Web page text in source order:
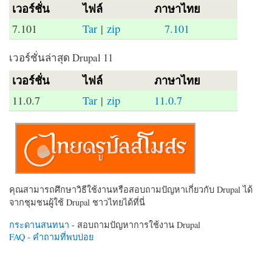
เวอร์ชั่น ไฟล์ ภาษาไทย
7.101 Tar |zip 7.101
เวอร์ชั่นล่าสุด Drupal 11
เวอร์ชั่น ไฟล์ ภาษาไทย
11.0.7 Tar | zip 11.0.7
คุณสามารถศึกษาวิธีใช้งานหรือสอบถามปัญหาเกี่ยวกับ Drupal ได้
จากชุมชนผู้ใช้ Drupal ชาวไทยได้ที่นี่
กระดานสนทนา - สอบถามปัญหาการใช้งาน Drupal
FAQ - คำถามที่พบบ่อย